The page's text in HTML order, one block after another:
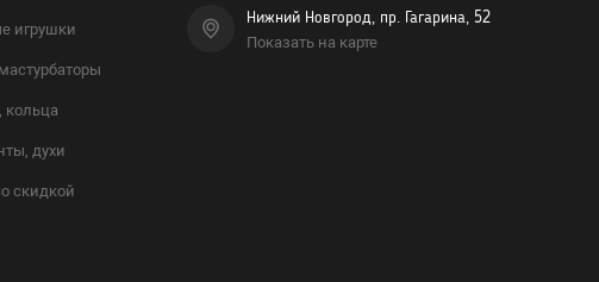
игрушки
кольца
духи
скидкой
Нижний Новгород, пр. Гагарина, 52
Показать на карте